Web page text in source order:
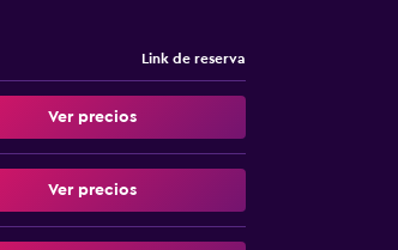
Link de reserva
Ver precios
Ver precios